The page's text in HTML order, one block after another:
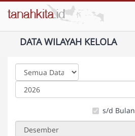
DATA WILAYAH KELOLA
s/d Bulan